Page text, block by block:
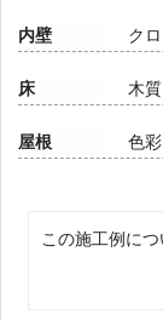
内壁 ク
床 木
屋根 色
この施工例に